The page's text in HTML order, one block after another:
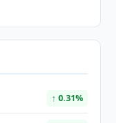
↑ 0.31%